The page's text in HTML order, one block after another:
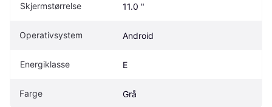
Skjermstørrelse 11.0 "
Operativsystem Android
Energiklasse E
Farge Grå